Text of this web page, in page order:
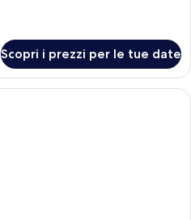
Scopri i prezzi per le tue date
Una camera d'albergo con un letto